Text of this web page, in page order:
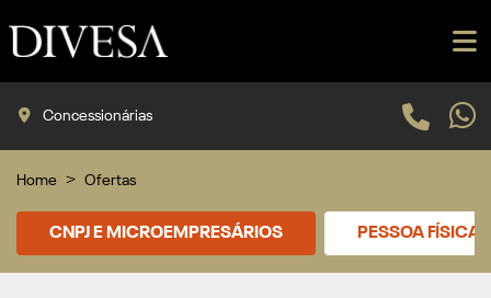
Concessionárias
Home Ofertas
CNPJ E MICROEMPRESÁRIOS PESSOA FÍSICA